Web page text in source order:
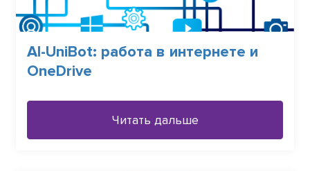
AI-UniBot: работа в интернете и
OneDrive
Читать дальше